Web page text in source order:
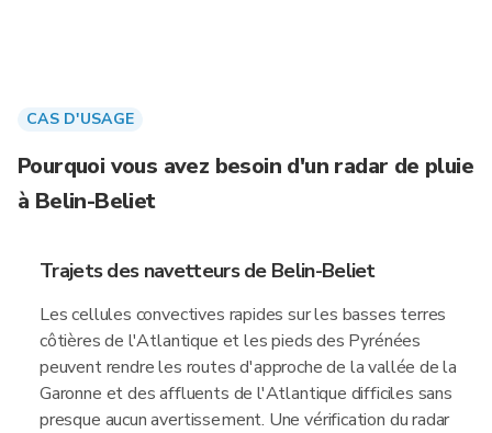
CAS D'USAGE
Pourquoi vous avez besoin d'un radar de pluie
à Belin-Beliet
Trajets des navetteurs de Belin-Beliet
Les cellules convectives rapides sur les basses terres
côtières de l'Atlantique et les pieds des Pyrénées
peuvent rendre les routes d'approche de la vallée de la
Garonne et des affluents de l'Atlantique difficiles sans
presque aucun avertissement. Une vérification du radar